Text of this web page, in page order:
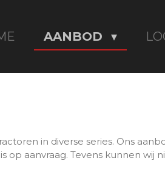
AANBOD
in diverse series. Ons
aanvraag. Tevens kunnen wij